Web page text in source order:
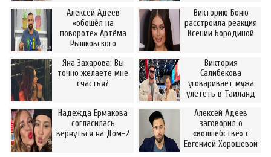
Алексей Адеев
«обошёл на
повороте» Артёма
Рышковского
Викторию Боню
расстроила реакция
Ксении Бородиной
Яна Захарова: Вы
точно желаете мне
счастья?
Виктория
Салибекова
уговаривает мужа
улететь в Таиланд
Надежда Ермакова
согласилась
вернуться на Дом-2
Алексей Адеев
заговорил о
«волшебстве» с
Евгенией Хорошевой